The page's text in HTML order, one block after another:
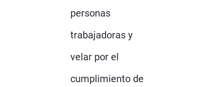
personas
trabajadoras y
velar por el
cumplimiento de